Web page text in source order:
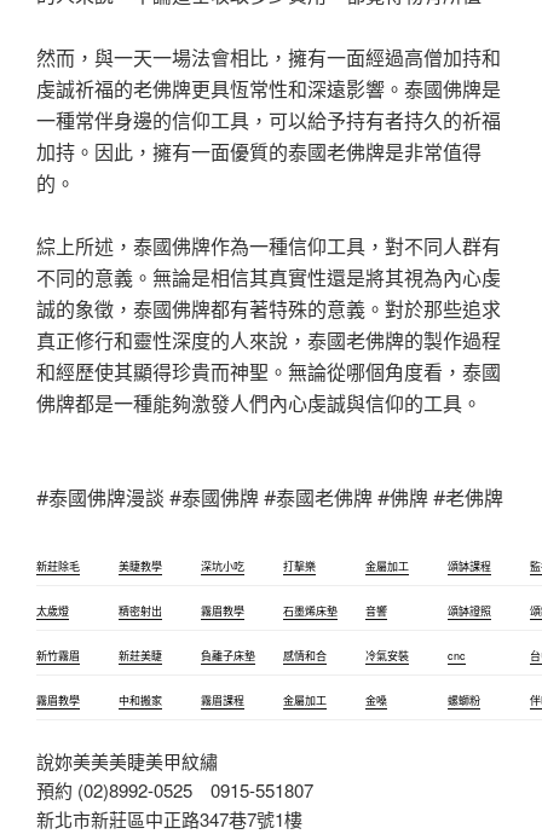
然而，與一天一場法會相比，擁有一面經過高僧加持和
虔誠祈福的老佛牌更具恆常性和深遠影響。泰國佛牌是
一種常伴身邊的信仰工具，可以給予持有者持久的祈福
加持。因此，擁有一面優質的泰國老佛牌是非常值得
的。
綜上所述，泰國佛牌作為一種信仰工具，對不同人群有
不同的意義。無論是相信其真實性還是將其視為內心虔
誠的象徵，泰國佛牌都有著特殊的意義。對於那些追求
真正修行和靈性深度的人來說，泰國老佛牌的製作過程
和經歷使其顯得珍貴而神聖。無論從哪個角度看，泰國
佛牌都是一種能夠激發人們內心虔誠與信仰的工具。
#泰國佛牌漫談 #泰國佛牌 #泰國老佛牌 #佛牌 #老佛牌
新莊除毛 美睫教學 深坑小吃 打擊樂 金屬加工 頌缽課程
太歲燈 精密射出 霧眉教學 石墨烯床墊 音響 頌缽證照
新竹霧眉 新莊美睫 負離子床墊 感情和合 冷氣安裝 cnc
霧眉教學 中和搬家 霧眉課程 金屬加工 金嗓 螺螄粉
說妳美美美睫美甲紋繡
預約 (02)8992-0525 0915-551807
新北市新莊區中正路347巷7號1樓